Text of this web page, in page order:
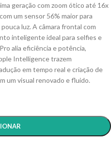
geração com zoom ótico até 16x
um sensor 56% maior para
luz. A câmara frontal com
inteligente ideal para selfies e
alia eficiência e potência,
Intelligence trazem
em tempo real e criação de
um visual renovado e fluido.